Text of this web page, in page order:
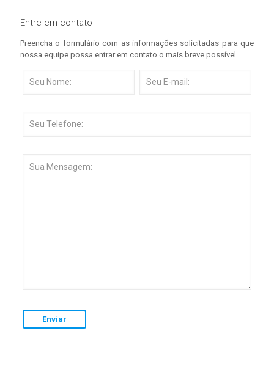
Entre em contato
Preencha o formulário com as informações solicitadas para que
nossa equipe possa entrar em contato o mais breve possível.